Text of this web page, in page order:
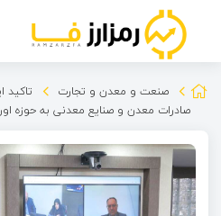
صنعت و معدن و تجارت
تاکید
صادرات معدن و صنایع معدنی به حوزه